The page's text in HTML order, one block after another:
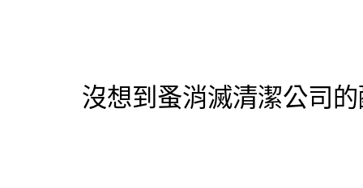
沒想到蚤消滅清潔公司